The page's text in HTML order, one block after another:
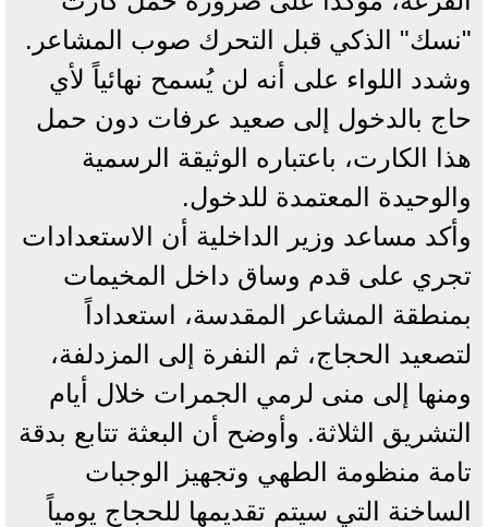
"نسك" الذكي قبل التحرك صوب المشاعر.
وشدد اللواء على أنه لن يُسمح نهائياً لأي
حاج بالدخول إلى صعيد عرفات دون حمل
هذا الكارت، باعتباره الوثيقة الرسمية
والوحيدة المعتمدة للدخول.
وأكد مساعد وزير الداخلية أن الاستعدادات
تجري على قدم وساق داخل المخيمات
بمنطقة المشاعر المقدسة، استعداداً
لتصعيد الحجاج، ثم النفرة إلى المزدلفة،
ومنها إلى منى لرمي الجمرات خلال أيام
التشريق الثلاثة. وأوضح أن البعثة تتابع بدقة
تامة منظومة الطهي وتجهيز الوجبات
الساخنة التي سيتم تقديمها للحجاج يومياً